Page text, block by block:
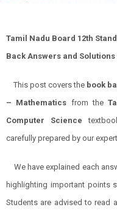
Tamil Nadu Board 12th
Back Answers and Solutions
This post covers the book
– Mathematics from the
Computer Science
carefully prepared by our
We have explained each
highlighting important points
Students are advised to read